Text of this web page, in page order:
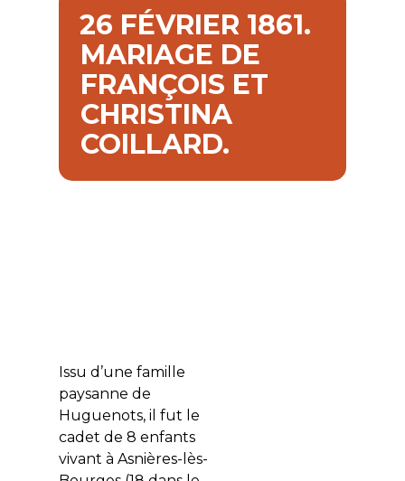
26 FÉVRIER 1861.
MARIAGE DE
FRANÇOIS ET
CHRISTINA
COILLARD.
Issu d’une famille
paysanne de
Huguenots, il fut le
cadet de 8 enfants
vivant à Asnières-lès-